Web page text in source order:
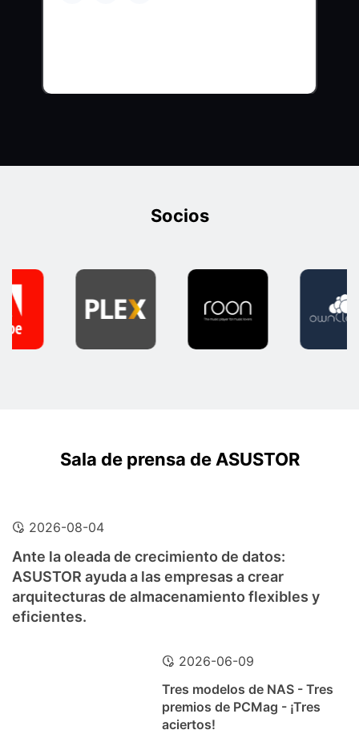
Socios
Sala de prensa de ASUSTOR
2026-08-04
Ante la oleada de crecimiento de datos:
ASUSTOR ayuda a las empresas a crear
arquitecturas de almacenamiento flexibles y
eficientes.
2026-06-09
Tres modelos de NAS - Tres
premios de PCMag - ¡Tres
aciertos!